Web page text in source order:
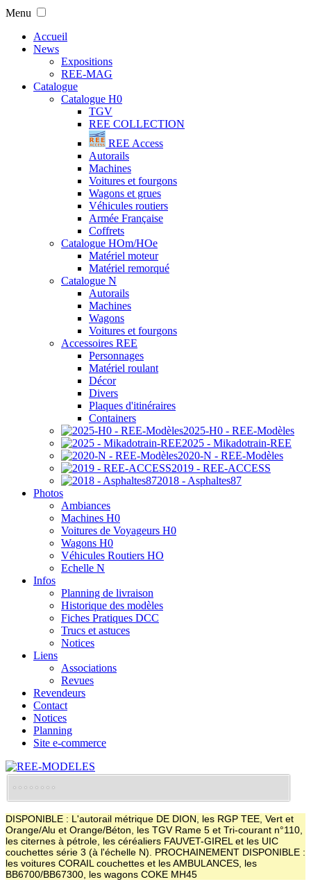
Menu
Accueil
News
Expositions
REE-MAG
Catalogue
Catalogue H0
TGV
REE COLLECTION
REE Access
Autorails
Machines
Voitures et fourgons
Wagons et grues
Véhicules routiers
Armée Française
Coffrets
Catalogue HOm/HOe
Matériel moteur
Matériel remorqué
Catalogue N
Autorails
Machines
Wagons
Voitures et fourgons
Accessoires REE
Personnages
Matériel roulant
Décor
Divers
Plaques d'itinéraires
Containers
2025-H0 - REE-Modèles
2025 - Mikadotrain-REE
2020-N - REE-Modèles
2019 - REE-ACCESS
2018 - Asphaltes87
Photos
Ambiances
Machines H0
Voitures de Voyageurs H0
Wagons H0
Véhicules Routiers HO
Echelle N
Infos
Planning de livraison
Historique des modèles
Fiches Pratiques DCC
Trucs et astuces
Notices
Liens
Associations
Revues
Revendeurs
Contact
Notices
Planning
Site e-commerce
DISPONIBLE : L'autorail métrique DE DION, les RGP TEE, Vert et
Orange/Alu et Orange/Béton, les TGV Rame 5 et Tri-courant n°110,
les citernes à pétrole, les céréaliers FAUVET-GIREL et les UIC
couchettes série 3 (à l'échelle N). PROCHAINEMENT DISPONIBLE :
les voitures CORAIL couchettes et les AMBULANCES, les
BB6700/BB67300, les wagons COKE MH45